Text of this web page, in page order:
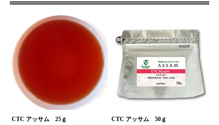
CTC アッサム 25ｇ CTC アッサム 50ｇ